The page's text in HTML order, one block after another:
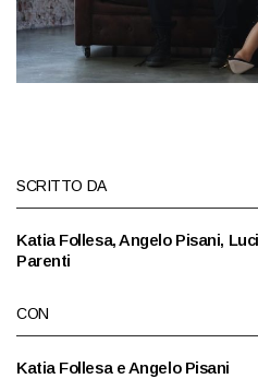
SCRITTO DA
Katia Follesa, Angelo Pisani,
Parenti
CON
Katia Follesa e Angelo Pisani